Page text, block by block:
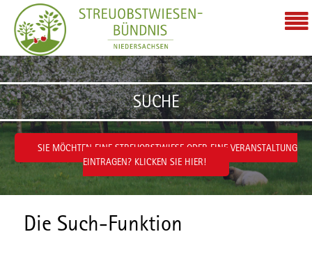
Zum Inhalt wechseln
SUCHE
SIE MÖCHTEN EINE STREUOBSTWIESE ODER EINE VERANSTALTUNG
EINTRAGEN? KLICKEN SIE HIER!
Die Such-Funktion